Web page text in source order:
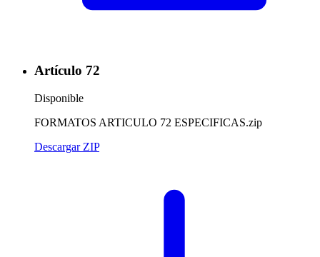
Artículo 72
Disponible
FORMATOS ARTICULO 72 ESPECIFICAS.zip
Descargar ZIP